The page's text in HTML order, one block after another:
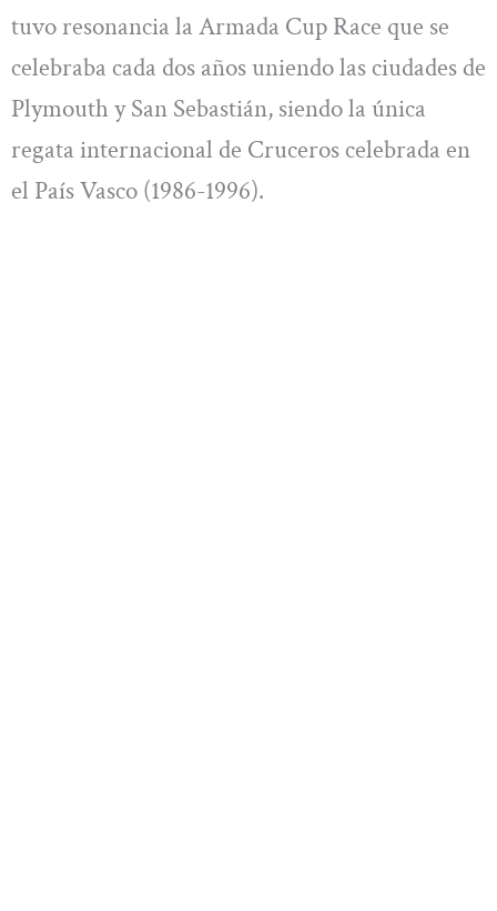
tuvo resonancia la Armada Cup Race que se
celebraba cada dos años uniendo las ciudades de
Plymouth y San Sebastián, siendo la única
regata internacional de Cruceros celebrada en
el País Vasco (1986-1996).